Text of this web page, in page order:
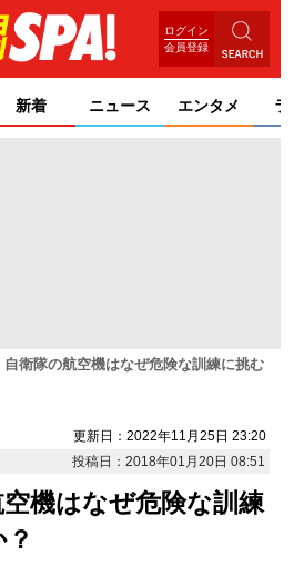
ログイン
会員登録
新着 ニュース エンタメ ライ
自衛隊の航空機はなぜ危険な訓練に挑む
更新日：2022年11月25日 23:20
投稿日：2018年01月20日 08:51
機はなぜ危険な訓練